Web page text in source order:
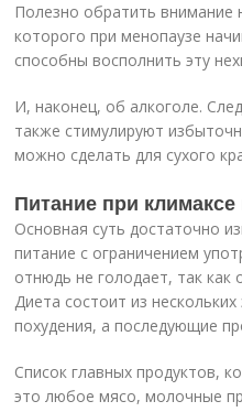
Полезно обратить внимание
которого при менопаузе
способны восполнить эту
И, наконец, об алкоголе.
также стимулируют
можно сделать для сухого
Питание при
Основная суть достаточно
питание с ограничением
отнюдь не голодает, так
Диета состоит из
похудения, а последующие
Список главных продуктов,
это любое мясо, молочные